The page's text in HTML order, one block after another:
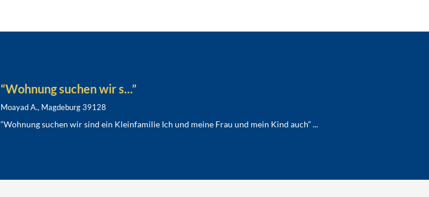
“Wohnung suchen wir s...”
Moayad A., Magdeburg 39128
“Wohnung suchen wir sind ein Kleinfamilie Ich und meine Frau und mein Kind auch” ...